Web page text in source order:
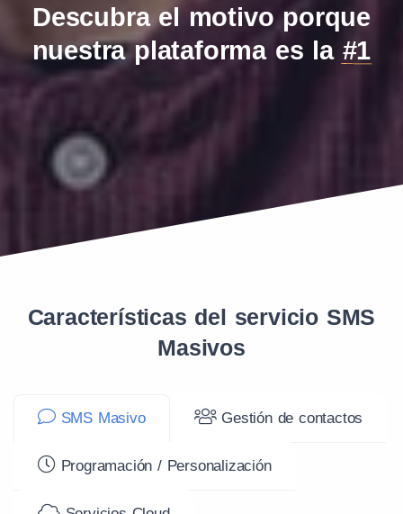
Descubra el motivo porque
nuestra plataforma es la #1
Características del servicio SMS
Masivos
SMS Masivo Gestión de contactos
Programación / Personalización